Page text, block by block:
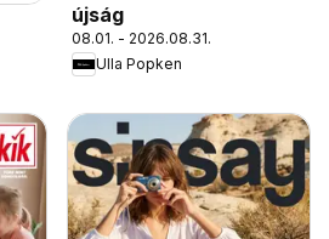
újság
08.01. - 2026.08.31.
Ulla Popken